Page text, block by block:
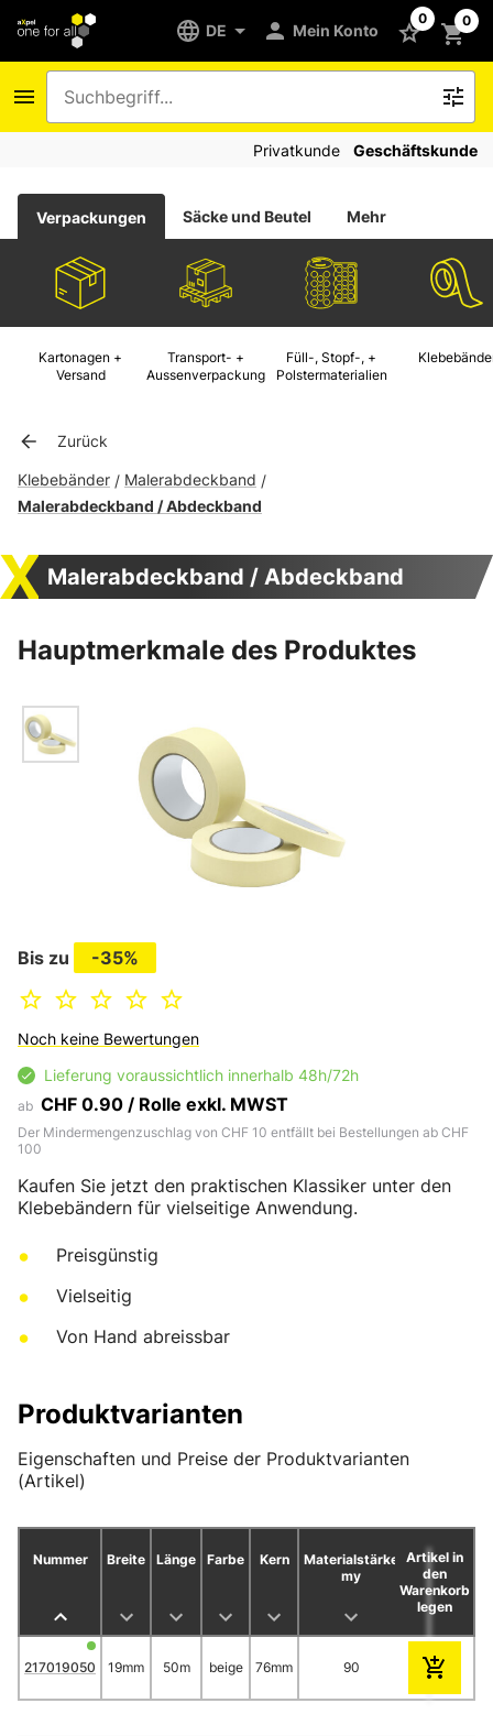
DE Mein Konto
0 0
Privatkunde Geschäftskunde
Verpackungen Säcke und Beutel Mehr
Kartonagen +
Versand
Transport- +
Aussenverpackung
Füll-, Stopf-, +
Polstermaterialien
Zurück
Klebebänder / Malerabdeckband /
Malerabdeckband / Abdeckband
Malerabdeckband / Abdeckband
Hauptmerkmale des Produktes
Bis zu -35%
Noch keine Bewertungen
Lieferung voraussichtlich innerhalb 48h/72h
ab CHF 0.90 / Rolle exkl. MWST
Der Mindermengenzuschlag von CHF 10 entfällt bei Bestellungen ab CHF
100
Kaufen Sie jetzt den praktischen Klassiker unter den
Klebebändern für vielseitige Anwendung.
Preisgünstig
Vielseitig
Von Hand abreissbar
Produktvarianten
Eigenschaften und Preise der Produktvarianten
(Artikel)
Nummer Breite Länge Farbe Kern
Materialstärke
my
Rollen/
Artikel in
den
Warenkorb
legen
217019050 19mm 50m beige 76mm 90